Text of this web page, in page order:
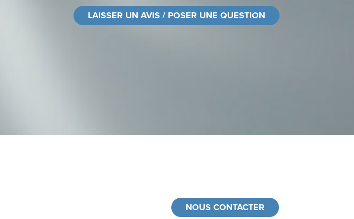
LAISSER UN AVIS / POSER UNE QUESTION
NOUS CONTACTER